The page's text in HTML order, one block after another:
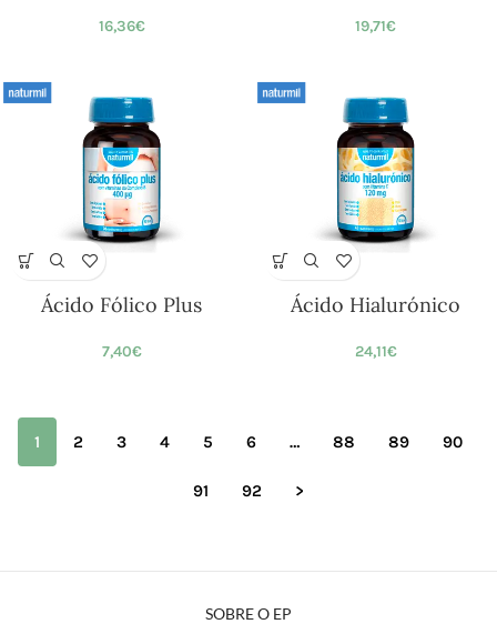
16,36€ 19,71€
Ácido Fólico Plus
7,40€
Ácido Hialurónico
24,11€
1 2 3 4 5 6 … 88 89 90
91 92 >
SOBRE O EP